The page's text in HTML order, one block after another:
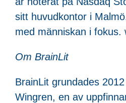
sitt huvudkontor i
med människan i fokus.
Om BrainLit
BrainLit grundades
Wingren, en av